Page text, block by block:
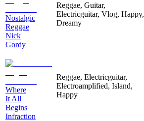
Nostalgic
Reggae
Nick
Gordy
Reggae, Guitar,
Electricguitar, Vlog, Happy,
Dreamy
Where
It All
Begins
Infraction
Reggae, Electricguitar,
Electroamplified, Island,
Happy